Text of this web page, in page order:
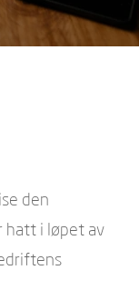
den
hatt i løpet av